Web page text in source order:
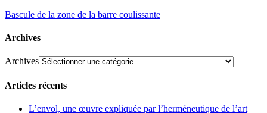
Bascule de la zone de la barre coulissante
Archives
Archives
Articles récents
L’envol, une œuvre expliquée par l’herméneutique de l’art